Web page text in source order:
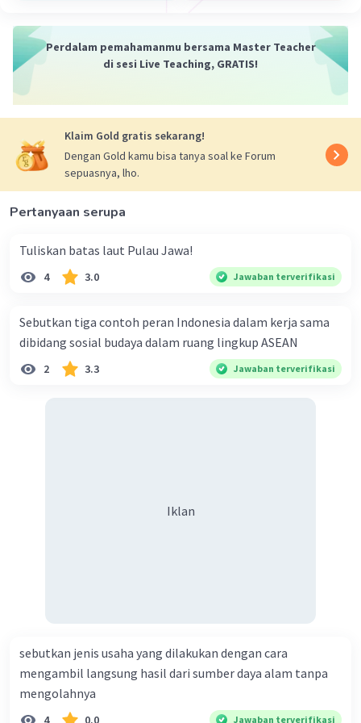
Perdalam pemahamanmu bersama Master Teacher
di sesi Live Teaching, GRATIS!
Klaim Gold gratis sekarang!
Dengan Gold kamu bisa tanya soal ke Forum
sepuasnya, lho.
Pertanyaan serupa
Tuliskan batas laut Pulau Jawa!
4 3.0 Jawaban terverifikasi
Sebutkan tiga contoh peran Indonesia dalam kerja sama
dibidang sosial budaya dalam ruang lingkup ASEAN
2 3.3 Jawaban terverifikasi
Iklan
sebutkan jenis usaha yang dilakukan dengan cara
mengambil langsung hasil dari sumber daya alam tanpa
mengolahnya
4 0.0 Jawaban terverifikasi